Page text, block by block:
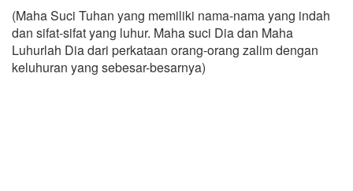
(Maha Suci Tuhan yang memiliki nama-nama yang indah
dan sifat-sifat yang luhur. Maha suci Dia dan Maha
Luhurlah Dia dari perkataan orang-orang zalim dengan
keluhuran yang sebesar-besarnya)